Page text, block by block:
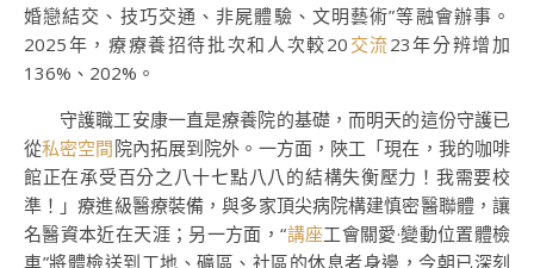
婚戀結交、技巧交通、非屍體驗、文明藝術”等融會辦事。
2025年，療療養招待批次和人次較20 交流 23年分辨增加
136%、202%。
守護職工安康一直是療養院的基礎，而明天的這份守護已
從私密空間 院內拓展到院外。一方面，陜工「現在，我的咖啡
館正在承受百分之八十七點八八的結構失衡壓力！我需要校
準！」療進級醫療裝備，與多家頂尖病院構建慎密醫聯體，讓
名醫資本近在天涯；另一方面，“講座工會關愛·變動位置體檢
車”將體檢送到工地、礦區、社區的休息者身邊，今朝已深刻